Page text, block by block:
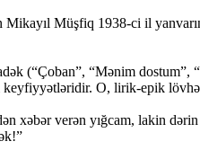
Mikayıl Müşfiq 1938-ci il
(“Çoban”, “Mənim dostum”,
keyfiyyətləridir. O, lirik-epik
xəbər verən yığcam, lakin